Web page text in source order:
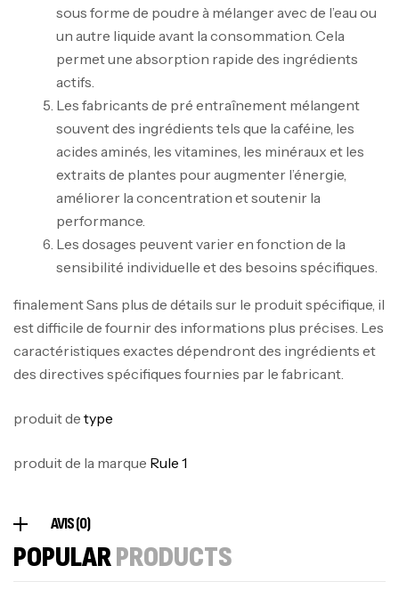
sous forme de poudre à mélanger avec de l’eau ou
un autre liquide avant la consommation. Cela
permet une absorption rapide des ingrédients
actifs.
Les fabricants de pré entraînement mélangent
souvent des ingrédients tels que la caféine, les
acides aminés, les vitamines, les minéraux et les
extraits de plantes pour augmenter l’énergie,
améliorer la concentration et soutenir la
performance.
Les dosages peuvent varier en fonction de la
sensibilité individuelle et des besoins spécifiques.
finalement Sans plus de détails sur le produit spécifique, il
est difficile de fournir des informations plus précises. Les
caractéristiques exactes dépendront des ingrédients et
des directives spécifiques fournies par le fabricant.
produit de type
produit de la marque Rule 1
AVIS (0)
POPULARPRODUCTS
Biotech USA
CREATINE
د.ت126
Autres
د.ت